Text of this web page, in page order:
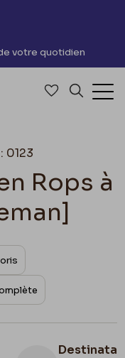
votre quotidien
Accéder à
0123
Rops à